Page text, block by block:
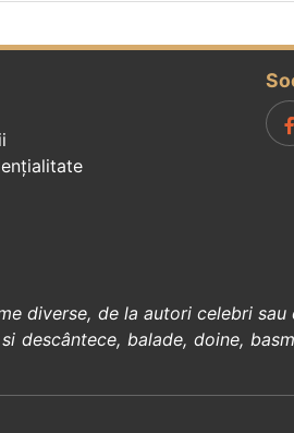
diverse, de la autori celebrisau
descântece, balade, doine,